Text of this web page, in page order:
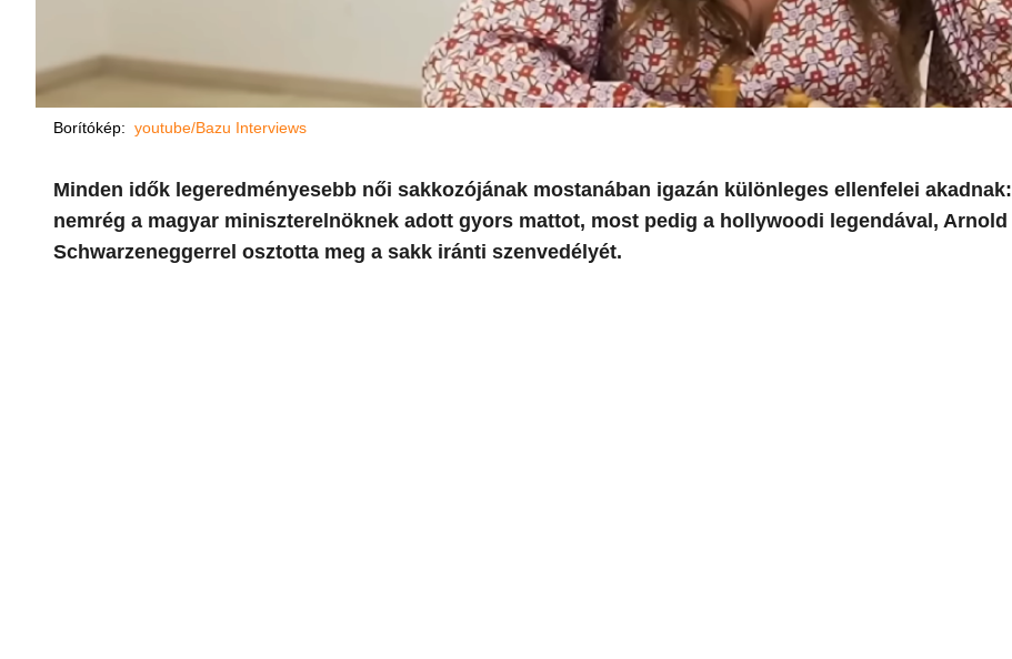
Borítókép: youtube/Bazu Interviews
Minden idők legeredményesebb női sakkozójának mostanában igazán különleges ellenfelei akadnak:
nemrég a magyar miniszterelnöknek adott gyors mattot, most pedig a hollywoodi legendával, Arnold
Schwarzeneggerrel osztotta meg a sakk iránti szenvedélyét.